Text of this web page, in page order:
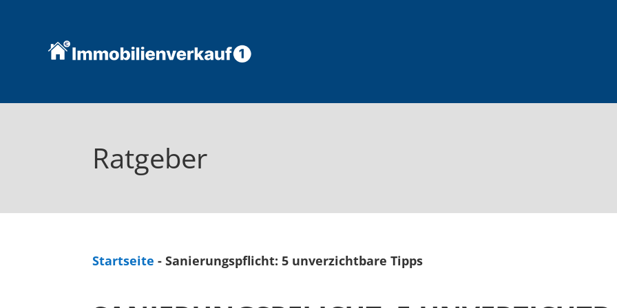
Ratgeber
Startseite -Sanierungspflicht: 5 unverzichtbare Tipps